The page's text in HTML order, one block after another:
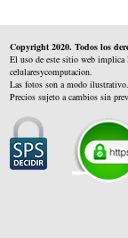
Copyright 2020. Todos los
El uso de este sitio web implica
celularesycomputacion.
Las fotos son a modo
Precios sujeto a cambios sin